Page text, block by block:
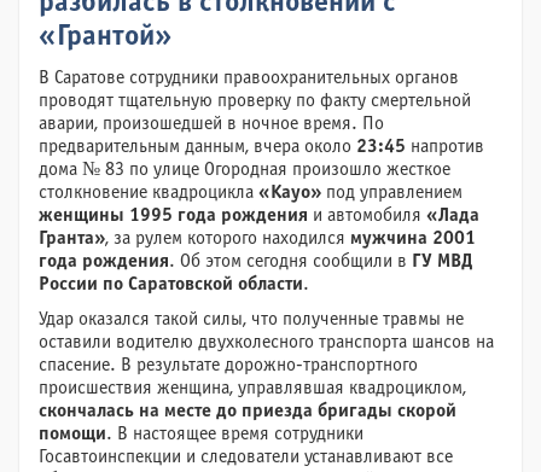
«Грантой»
В Саратове сотрудники правоохранительных органов
проводят тщательную проверку по факту смертельной
аварии, произошедшей в ночное время. По
предварительным данным, вчера около 23:45 напротив
дома № 83 по улице Огородная произошло жесткое
столкновение квадроцикла «Kayo» под управлением
женщины 1995 года рождения и автомобиля «Лада
Гранта», за рулем которого находился мужчина 2001
года рождения. Об этом сегодня сообщили в ГУ МВД
России по Саратовской области.
Удар оказался такой силы, что полученные травмы не
оставили водителю двухколесного транспорта шансов на
спасение. В результате дорожно-транспортного
происшествия женщина, управлявшая квадроциклом,
скончалась на месте до приезда бригады скорой
помощи. В настоящее время сотрудники
Госавтоинспекции и следователи устанавливают все